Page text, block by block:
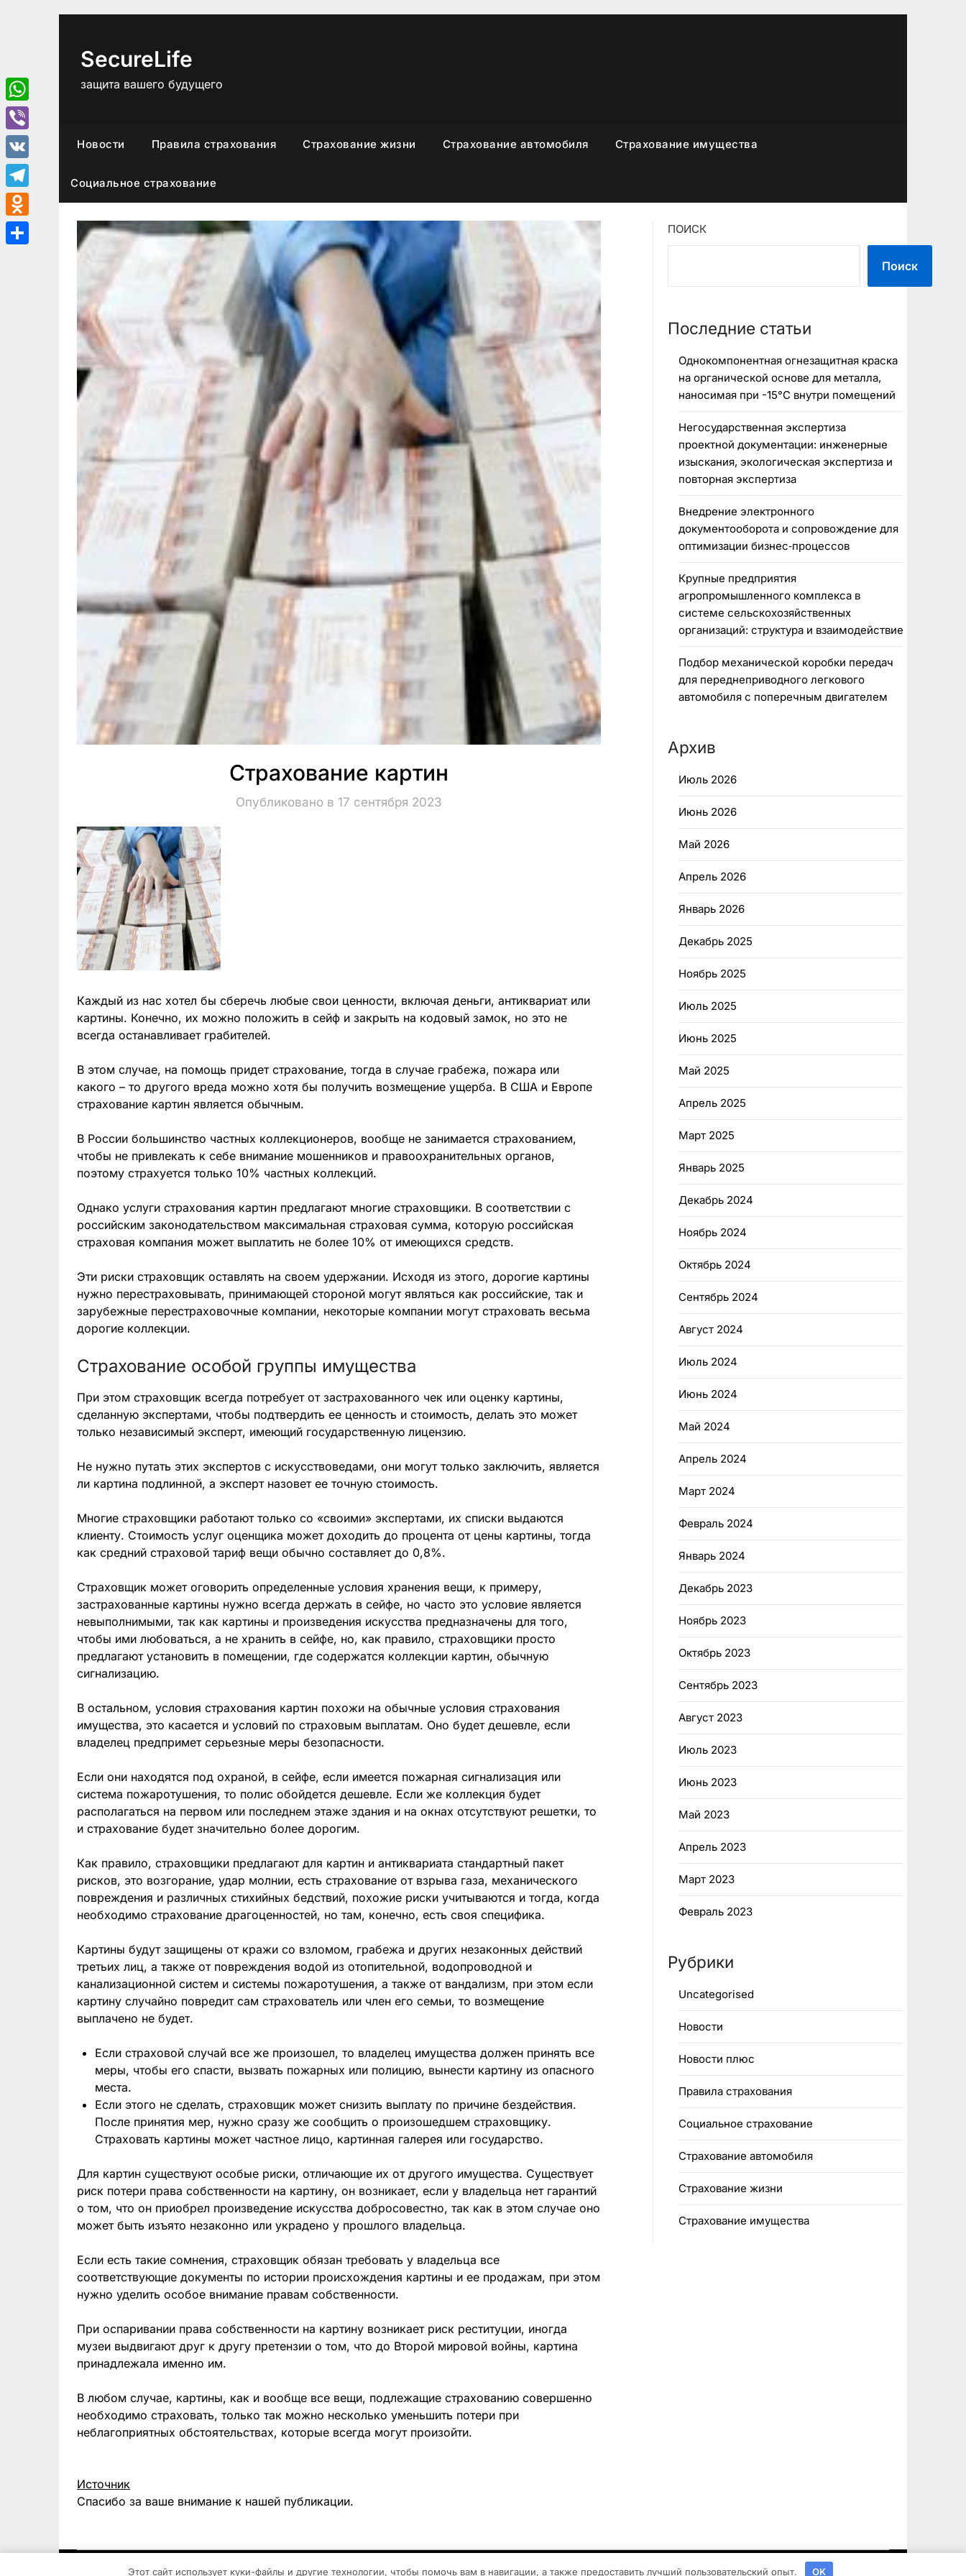
SecureLife
защита вашего будущего
Новости Правила страхования Страхование жизни Страхование автомобиля Страхование имущества
Социальное страхование
Страхование картин
Опубликовано в 17 сентября 2023
Каждый из нас хотел бы сберечь любые свои ценности, включая деньги, антиквариат или
картины. Конечно, их можно положить в сейф и закрыть на кодовый замок, но это не
всегда останавливает грабителей.
В этом случае, на помощь придет страхование, тогда в случае грабежа, пожара или
какого – то другого вреда можно хотя бы получить возмещение ущерба. В США и Европе
страхование картин является обычным.
В России большинство частных коллекционеров, вообще не занимается страхованием,
чтобы не привлекать к себе внимание мошенников и правоохранительных органов,
поэтому страхуется только 10% частных коллекций.
Однако услуги страхования картин предлагают многие страховщики. В соответствии с
российским законодательством максимальная страховая сумма, которую российская
страховая компания может выплатить не более 10% от имеющихся средств.
Эти риски страховщик оставлять на своем удержании. Исходя из этого, дорогие картины
нужно перестраховывать, принимающей стороной могут являться как российские, так и
зарубежные перестраховочные компании, некоторые компании могут страховать весьма
дорогие коллекции.
Страхование особой группы имущества
При этом страховщик всегда потребует от застрахованного чек или оценку картины,
сделанную экспертами, чтобы подтвердить ее ценность и стоимость, делать это может
только независимый эксперт, имеющий государственную лицензию.
Не нужно путать этих экспертов с искусствоведами, они могут только заключить, является
ли картина подлинной, а эксперт назовет ее точную стоимость.
Многие страховщики работают только со «своими» экспертами, их списки выдаются
клиенту. Стоимость услуг оценщика может доходить до процента от цены картины, тогда
как средний страховой тариф вещи обычно составляет до 0,8%.
Страховщик может оговорить определенные условия хранения вещи, к примеру,
застрахованные картины нужно всегда держать в сейфе, но часто это условие является
невыполнимыми, так как картины и произведения искусства предназначены для того,
чтобы ими любоваться, а не хранить в сейфе, но, как правило, страховщики просто
предлагают установить в помещении, где содержатся коллекции картин, обычную
сигнализацию.
В остальном, условия страхования картин похожи на обычные условия страхования
имущества, это касается и условий по страховым выплатам. Оно будет дешевле, если
владелец предпримет серьезные меры безопасности.
Если они находятся под охраной, в сейфе, если имеется пожарная сигнализация или
система пожаротушения, то полис обойдется дешевле. Если же коллекция будет
располагаться на первом или последнем этаже здания и на окнах отсутствуют решетки, то
и страхование будет значительно более дорогим.
Как правило, страховщики предлагают для картин и антиквариата стандартный пакет
рисков, это возгорание, удар молнии, есть страхование от взрыва газа, механического
повреждения и различных стихийных бедствий, похожие риски учитываются и тогда, когда
необходимо страхование драгоценностей, но там, конечно, есть своя специфика.
Картины будут защищены от кражи со взломом, грабежа и других незаконных действий
третьих лиц, а также от повреждения водой из отопительной, водопроводной и
канализационной систем и системы пожаротушения, а также от вандализм, при этом если
картину случайно повредит сам страхователь или член его семьи, то возмещение
выплачено не будет.
Если страховой случай все же произошел, то владелец имущества должен принять все
меры, чтобы его спасти, вызвать пожарных или полицию, вынести картину из опасного
места.
Если этого не сделать, страховщик может снизить выплату по причине бездействия.
После принятия мер, нужно сразу же сообщить о произошедшем страховщику.
Страховать картины может частное лицо, картинная галерея или государство.
Для картин существуют особые риски, отличающие их от другого имущества. Существует
риск потери права собственности на картину, он возникает, если у владельца нет гарантий
о том, что он приобрел произведение искусства добросовестно, так как в этом случае оно
может быть изъято незаконно или украдено у прошлого владельца.
Если есть такие сомнения, страховщик обязан требовать у владельца все
соответствующие документы по истории происхождения картины и ее продажам, при этом
нужно уделить особое внимание правам собственности.
При оспаривании права собственности на картину возникает риск реституции, иногда
музеи выдвигают друг к другу претензии о том, что до Второй мировой войны, картина
принадлежала именно им.
В любом случае, картины, как и вообще все вещи, подлежащие страхованию совершенно
необходимо страховать, только так можно несколько уменьшить потери при
неблагоприятных обстоятельствах, которые всегда могут произойти.
Источник
Спасибо за ваше внимание к нашей публикации.
ПОИСК
Поиск
Последние статьи
Однокомпонентная огнезащитная краска
на органической основе для металла,
наносимая при -15°C внутри помещений
Негосударственная экспертиза
проектной документации: инженерные
изыскания, экологическая экспертиза и
повторная экспертиза
Внедрение электронного
документооборота и сопровождение для
оптимизации бизнес‑процессов
Крупные предприятия
агропромышленного комплекса в
системе сельскохозяйственных
организаций: структура и взаимодействие
Подбор механической коробки передач
для переднеприводного легкового
автомобиля с поперечным двигателем
Архив
Июль 2026
Июнь 2026
Май 2026
Апрель 2026
Январь 2026
Декабрь 2025
Ноябрь 2025
Июль 2025
Июнь 2025
Май 2025
Апрель 2025
Март 2025
Январь 2025
Декабрь 2024
Ноябрь 2024
Октябрь 2024
Сентябрь 2024
Август 2024
Июль 2024
Июнь 2024
Май 2024
Апрель 2024
Март 2024
Февраль 2024
Январь 2024
Декабрь 2023
Ноябрь 2023
Октябрь 2023
Сентябрь 2023
Август 2023
Июль 2023
Июнь 2023
Май 2023
Апрель 2023
Март 2023
Февраль 2023
Рубрики
Uncategorised
Новости
Новости плюс
Правила страхования
Социальное страхование
Страхование автомобиля
Страхование жизни
Страхование имущества
©2026 SecureLife| Дизайн:Газетная тема WordPress
WhatsApp
Viber
VK
Telegram
Odnoklassniki
Этот сайт использует куки-файлы и другие технологии, чтобы помочь вам в навигации, а также предоставить лучший пользовательский опыт. OK